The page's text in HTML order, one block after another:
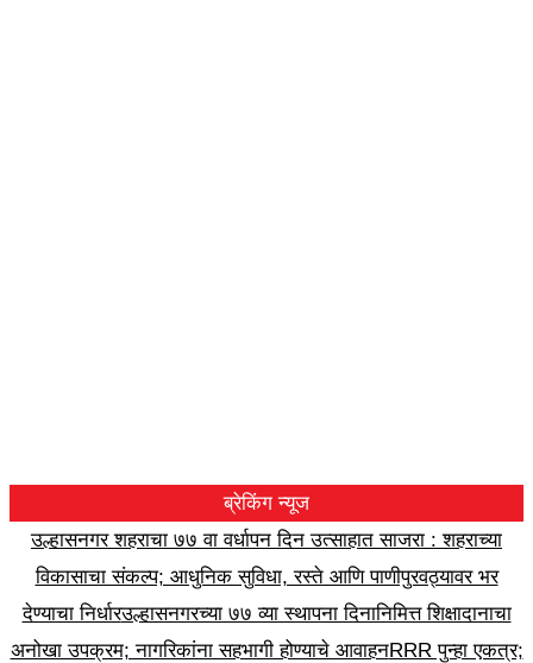
ब्रेकिंग न्यूज
उल्हासनगर शहराचा ७७ वा वर्धापन दिन उत्साहात साजरा : शहराच्या
विकासाचा संकल्प; आधुनिक सुविधा, रस्ते आणि पाणीपुरवठ्यावर भर
देण्याचा निर्धारउल्हासनगरच्या ७७ व्या स्थापना दिनानिमित्त शिक्षादानाचा
अनोखा उपक्रम; नागरिकांना सहभागी होण्याचे आवाहनRRR पुन्हा एकत्र;